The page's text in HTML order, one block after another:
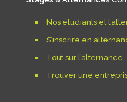
Nos étudiants et
S’inscrire en
Tout sur l’alternance
Trouver une